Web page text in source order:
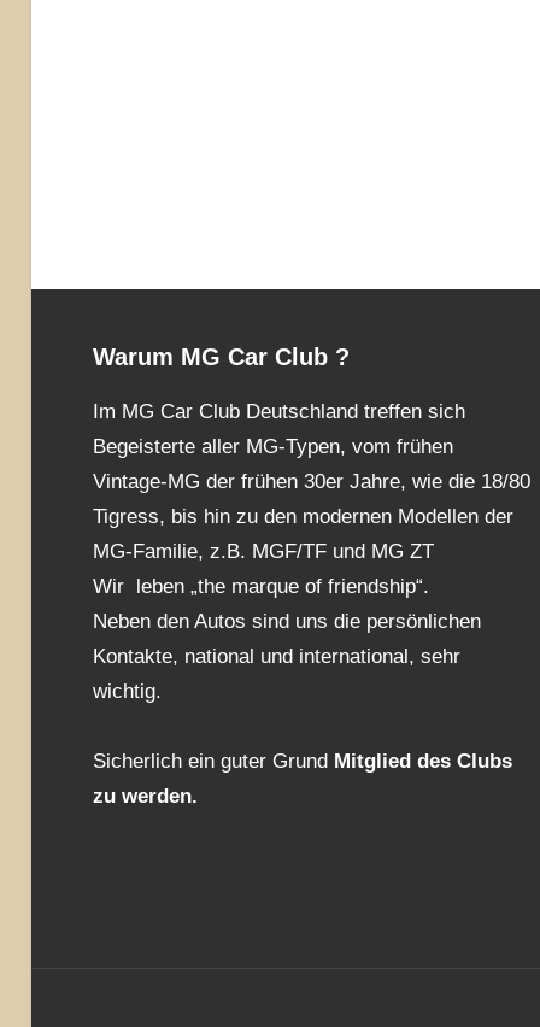
Warum MG Car Club ?
Im MG Car Club Deutschland treffen sich
Begeisterte aller MG-Typen, vom frühen
Vintage-MG der frühen 30er Jahre, wie die 18/80
Tigress, bis hin zu den modernen Modellen der
MG-Familie, z.B. MGF/TF und MG ZT
Wir leben „the marque of friendship“.
Neben den Autos sind uns die persönlichen
Kontakte, national und international, sehr
wichtig.
Sicherlich ein guter Grund Mitglied des Clubs
zu werden.